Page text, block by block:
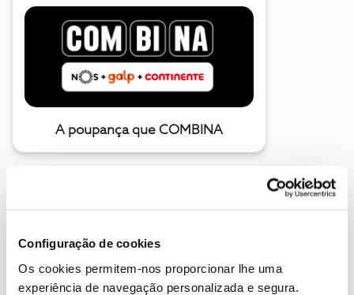
Configuração de cookies
Os cookies permitem-nos proporcionar lhe uma
experiência de navegação personalizada e segura.
A poupança que COMBINA